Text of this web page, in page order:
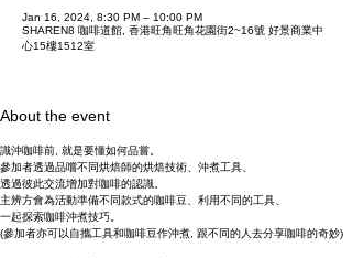
Jan 16, 2024, 8:30 PM – 10:00 PM
SHAREN8 咖啡道館, 香港旺角旺角花園街2~16號 好景商業中
心15樓1512室
About the event
識沖咖啡前, 就是要懂如何品嘗。
參加者透過品嚐不同烘焙師的烘焙技術、沖煮工具、
透過彼此交流增加對咖啡的認識。
主辨方會為活動準備不同款式的咖啡豆、利用不同的工具、
一起探索咖啡沖煮技巧。
(參加者亦可以自攜工具和咖啡豆作沖煮, 跟不同的人去分享咖啡的奇妙)